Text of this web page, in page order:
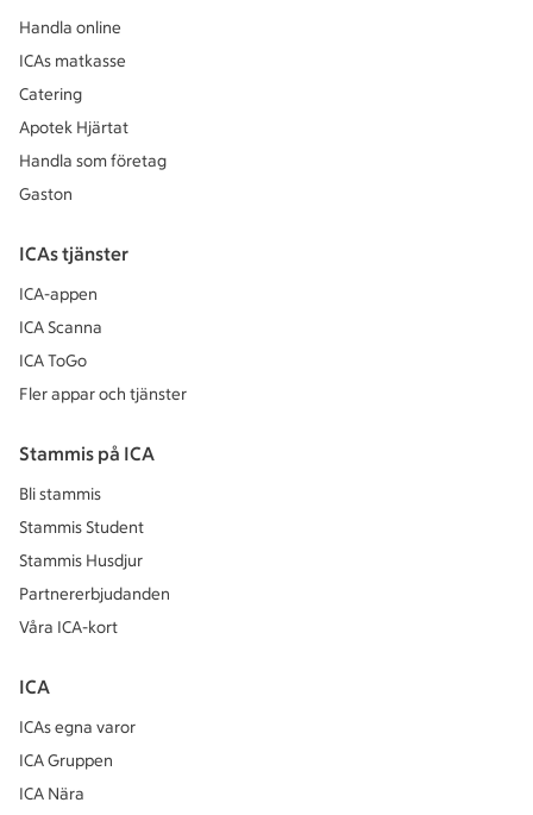
Handla online
ICAs matkasse
Catering
Apotek Hjärtat
Handla som företag
Gaston
ICAs tjänster
ICA-appen
ICA Scanna
ICA ToGo
Fler appar och tjänster
Stammis på ICA
Bli stammis
Stammis Student
Stammis Husdjur
Partnererbjudanden
Våra ICA-kort
ICA
ICAs egna varor
ICA Gruppen
ICA Nära